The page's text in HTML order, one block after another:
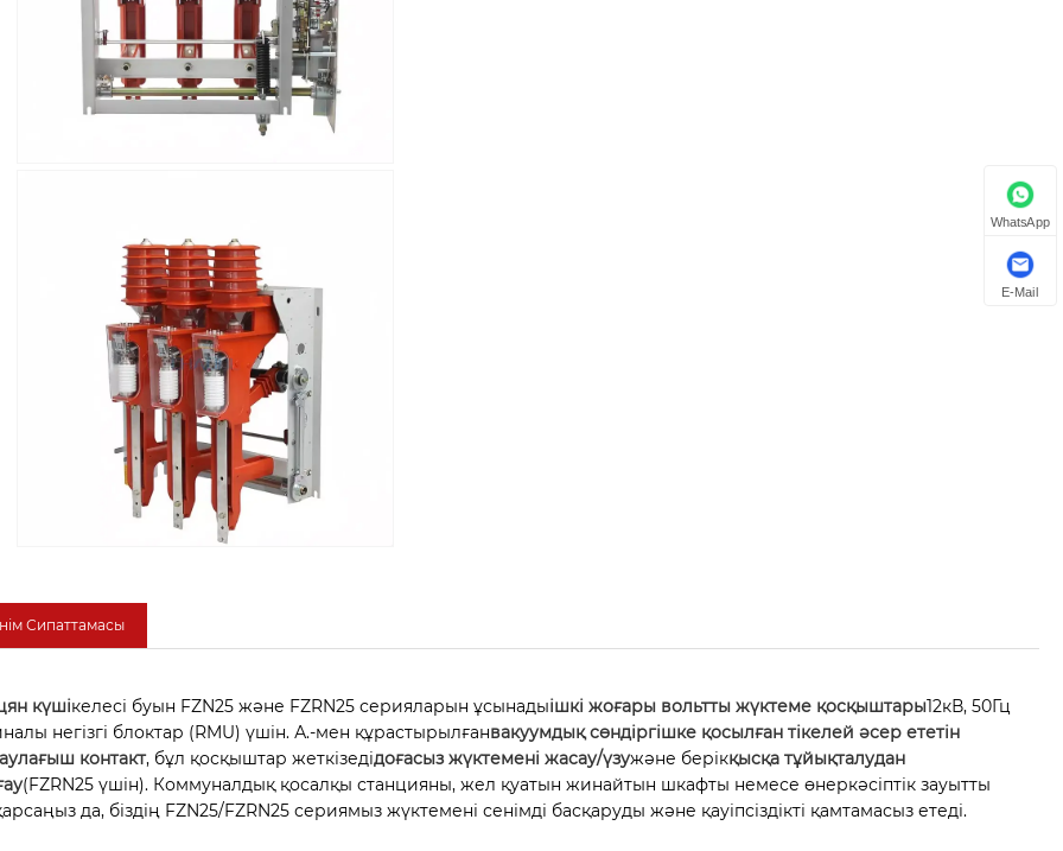
Сипаттамасы
күшікелесі буын FZN25 және FZRN25 серияларын ұсынадыішкі жоғары вольтты жүктеме қосқыштары12кВ, 50Гц
негізгі блоктар (RMU) үшін. А.-мен құрастырылғанвакуумдық сөндіргішке қосылған тікелей әсер ететін
контакт, бұл қосқыштар жеткізедідоғасыз жүктемені жасау/үзужәне берікқысқа тұйықталудан
(FZRN25 үшін). Коммуналдық қосалқы станцияны, жел қуатын жинайтын шкафты немесе өнеркәсіптік зауытты
да, біздің FZN25/FZRN25 сериямыз жүктемені сенімді басқаруды және қауіпсіздікті қамтамасыз етеді.
WhatsApp
E-Mail